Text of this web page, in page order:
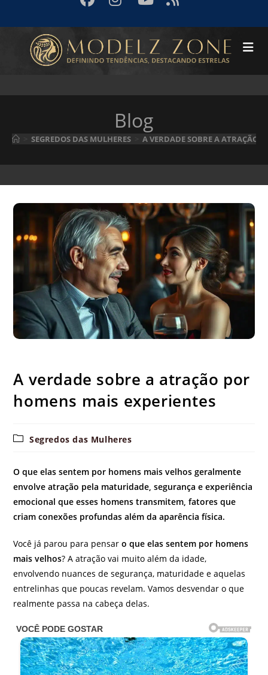
Blog
SEGREDOS DAS MULHERES A VERDADE SOBRE A ATRAÇÃO
A verdade sobre a atração por
homens mais experientes
Categoria
Segredos das Mulheres
O que elas sentem por homens mais velhos geralmente
envolve atração pela maturidade, segurança e experiência
emocional que esses homens transmitem, fatores que
criam conexões profundas além da aparência física.
Você já parou para pensaro que elas sentem por homens
mais velhos? A atração vai muito além da idade,
envolvendo nuances de segurança, maturidade e aquelas
entrelinhas que poucas revelam. Vamos desvendar o que
realmente passa na cabeça delas.